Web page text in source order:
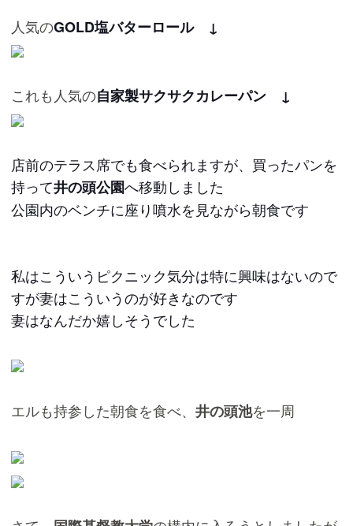
人気のGOLD塩バターロール ↓
これも人気の自家製サクサクカレーパン ↓
店前のテラス席でも食べられますが、買ったパンを
持って井の頭公園へ移動しました
公園内のベンチに座り噴水を見ながら朝食です
私はこういうピクニック気分は特に興味はないので
すが妻はこういうのが好きなのです
妻はなんだか嬉しそうでした
エルも持参した朝食を食べ、 井の頭池を一周